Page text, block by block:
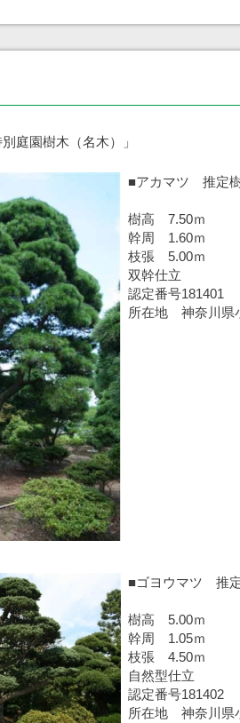
庭園樹木（名木）」
■アカマツ 推定
樹高 7.50ｍ
幹周 1.60ｍ
枝張 5.00ｍ
双幹仕立
認定番号181401
所在地 神奈川県
■ゴヨウマツ 推
樹高 5.00ｍ
幹周 1.05ｍ
枝張 4.50ｍ
自然型仕立
認定番号181402
所在地 神奈川県